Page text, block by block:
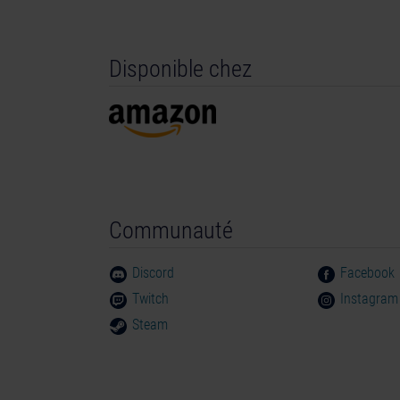
©2024 astragon Entertainment GmbH ©2024
trademarks of Epic Games, Inc. in the USA
SpeedTree® technology (©2020 Interactive
logos, are trademarks or registered
America and elsewhere. Nintendo Switch is a
Disponible chez
Communauté
Discord Facebook
Twitch
Instagram
Steam